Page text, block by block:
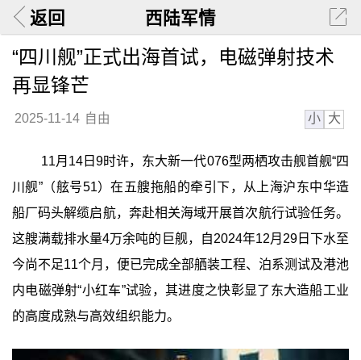
返回 西陆军情
“四川舰”正式出海首试，电磁弹射技术
再显锋芒
2025-11-14 自由 小 大
11月14日9时许，东大新一代076型两栖攻击舰首舰“四
川舰”（舷号51）在五艘拖船的牵引下，从上海沪东中华造
船厂码头解缆启航，奔赴相关海域开展首次航行试验任务。
这艘满载排水量4万余吨的巨舰，自2024年12月29日下水至
今尚不足11个月，便已完成全部舾装工程、泊系测试及港池
内电磁弹射“小红车”试验，其进度之快彰显了东大造船工业
的高度成熟与高效组织能力。